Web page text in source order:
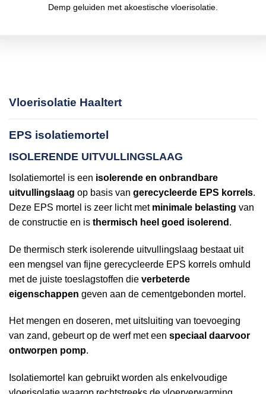
Demp geluiden met akoestische vloerisolatie.
Vloerisolatie Haaltert
EPS isolatiemortel
ISOLERENDE UITVULLINGSLAAG
Isolatiemortel is een isolerende en onbrandbare
uitvullingslaag op basis van gerecycleerde EPS korrels.
Deze EPS mortel is zeer licht met minimale belasting van
de constructie en is thermisch heel goed isolerend .
De thermisch sterk isolerende uitvullingslaag bestaat uit
een mengsel van fijne gerecycleerde EPS korrels omhuld
met de juiste toeslagstoffen die verbeterde
eigenschappen geven aan de cementgebonden mortel.
Het mengen en doseren, met uitsluiting van toevoeging
van zand, gebeurt op de werf met een speciaal daarvoor
ontworpen pomp.
Isolatiemortel kan gebruikt worden als enkelvoudige